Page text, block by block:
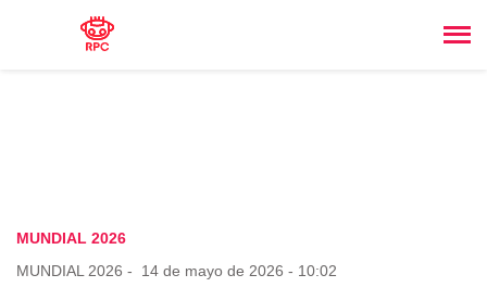
MUNDIAL 2026
MUNDIAL 2026 - 14 de mayo de 2026 - 10:02